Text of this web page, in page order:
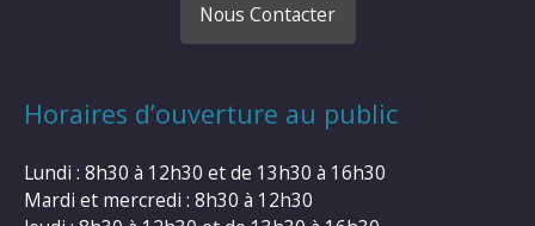
Nous Contacter
Horaires d’ouverture au public
Lundi : 8h30 à 12h30 et de 13h30 à 16h30
Mardi et mercredi : 8h30 à 12h30